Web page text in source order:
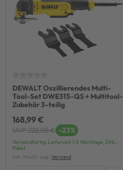
DEWALT Oszillierendes Multi-
Tool-Set DWE315-QS + Multitool-
Zubehör 3-teilig
168,99 €
UVP 222,05 € -23%
Versandfertig, Lieferzeit 1-3 Werktage, DHL-
Paket
inkl. MwSt. zzgl. Versand